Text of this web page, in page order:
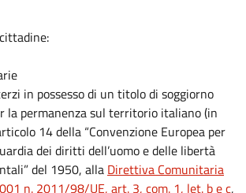
in possesso di un titolo di soggiorno
la permanenza sul territorio italiano (in
14 della “Convenzione Europea per
dei diritti dell’uomo e delle libertà
del 1950, alla Direttiva Comunitaria
n. 2011/98/UE, art. 3, com. 1, let. b e c,